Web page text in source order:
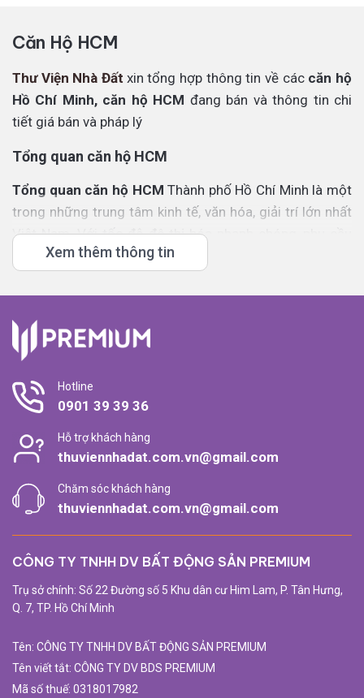
Căn Hộ HCM
Thư Viện Nhà Đất xin tổng hợp thông tin về các căn hộ
Hồ Chí Minh, căn hộ HCM đang bán và thông tin chi
tiết giá bán và pháp lý
Tổng quan căn hộ HCM
Tổng quan căn hộ HCMThành phố Hồ Chí Minh là một
trong những trung tâm kinh tế, văn hóa, giải trí lớn nhất
Việt Nam. Với tốc độ đô thị hóa nhanh chóng, nhu cầu
về nhà ở, đặc biệt là căn hộ tại
cấp nhiều lựa chọn cho người dân và nhà đầu tư.
Tiềm năng căn hộ HCM
căn hộ tại TP.HCM sở hữu nhiều tiềm năng phát triển:
Hệ thống giao thông thuận lợi kết nối trung tâm và
các vùng lân cận.
nhà ở lớn.
đầu tư lớn.
dân đến cao cấp.
Hệ thống tiện ích nội khu hiện đại, khép kín đáp ứng
Xem thêm thông tin
Hotline
0901 39 39 36
Hỗ trợ khách hàng
thuviennhadat.com.vn@gmail.com
Chăm sóc khách hàng
thuviennhadat.com.vn@gmail.com
CÔNG TY TNHH DV BẤT ĐỘNG SẢN PREMIUM
Trụ sở chính: Số 22 Đường số 5 Khu dân cư Him Lam, P. Tân Hưng,
Q. 7, TP. Hồ Chí Minh
Tên: CÔNG TY TNHH DV BẤT ĐỘNG SẢN PREMIUM
Tên viết tắt: CÔNG TY DV BDS PREMIUM
Mã số thuế: 0318017982